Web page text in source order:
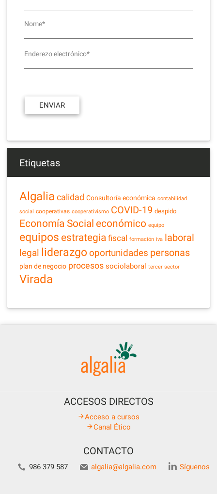
Nome*
Enderezo electrónico*
Etiquetas
Algalia calidad Consultoría económica contabilidad
social cooperativas cooperativismo COVID-19 despido
Economía Social económico equipo
equipos estrategia fiscal formación iva laboral
legal liderazgo oportunidades personas
plan de negocio procesos sociolaboral tercer sector
Virada
ACCESOS DIRECTOS
Acceso a cursos
Canal Ético
CONTACTO
986 379 587 algalia@algalia.com Síguenos